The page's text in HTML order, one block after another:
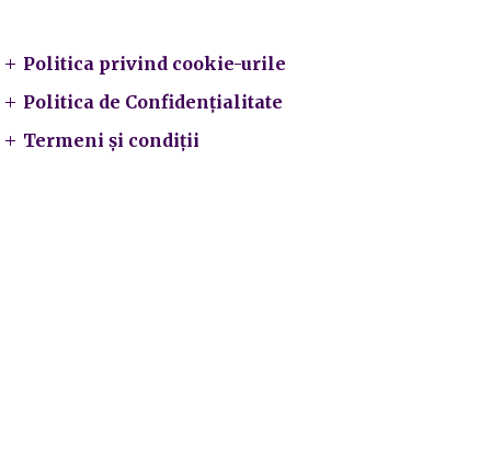
Politica privind cookie-urile
Politica de Confidențialitate
Termeni și condiții